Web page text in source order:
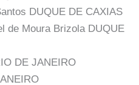
DUQUE DE CAXIAS
de Moura Brizola DUQUE
DE JANEIRO